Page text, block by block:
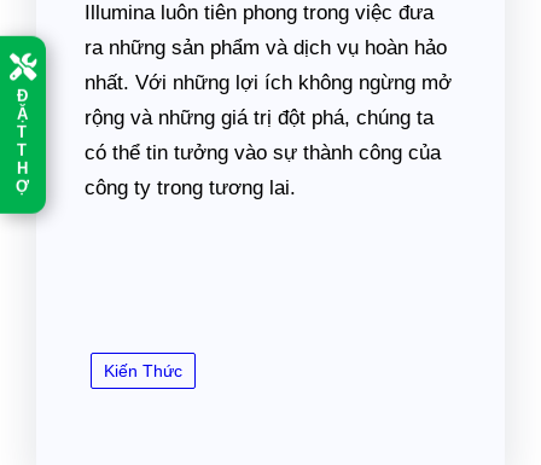
Đ
Ặ
T
T
H
Ợ
Illumina luôn tiên phong trong việc đưa
ra những sản phẩm và dịch vụ hoàn hảo
nhất. Với những lợi ích không ngừng mở
rộng và những giá trị đột phá, chúng ta
có thể tin tưởng vào sự thành công của
công ty trong tương lai.
Kiến Thức